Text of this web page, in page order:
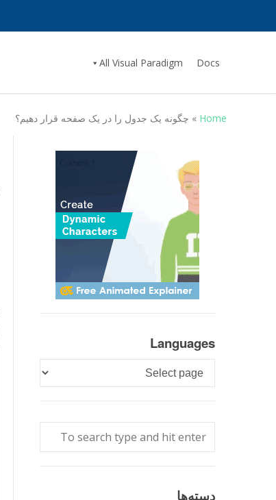
Docs
All Visual Paradigm
Home
» چگونه یک جدول را در یک صفحه قرار دهیم؟
Languages
Languages
دسته‌ها